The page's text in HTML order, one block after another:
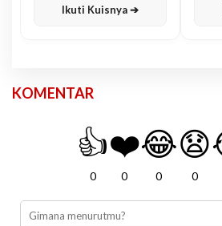
Ikuti Kuisnya ➔
KOMENTAR
👍
0
❤️
0
😂
0
😧
0